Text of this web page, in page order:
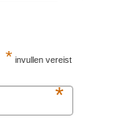
* invullen vereist
*